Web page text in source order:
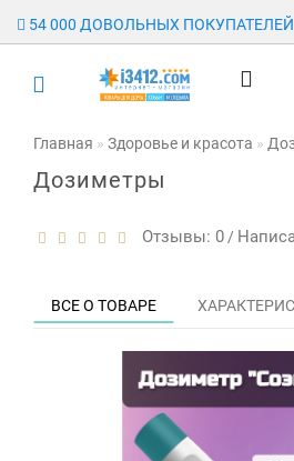
54 000 ДОВОЛЬНЫХ ПОКУПАТЕЛЕЙ
Главная Здоровье и красота
Дозиметры
Отзывы: 0 /
ВСЕ О ТОВАРЕ